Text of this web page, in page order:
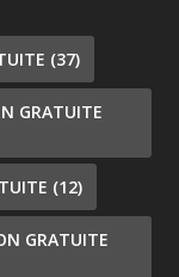
(37)
GRATUITE
(12)
GRATUITE